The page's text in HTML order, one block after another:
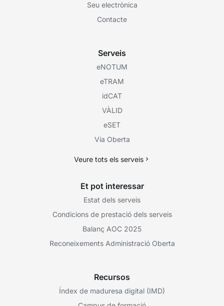
Seu electrònica
Contacte
Serveis
eNOTUM
eTRAM
idCAT
VÀLID
eSET
Via Oberta
Veure tots els serveis
Et pot interessar
Estat dels serveis
Condicions de prestació dels serveis
Balanç AOC 2025
Reconeixements Administració Oberta
Recursos
Índex de maduresa digital (IMD)